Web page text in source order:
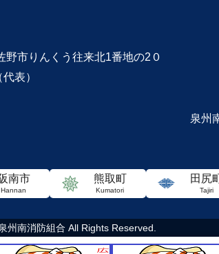
野市りんくう往来北1番地の2０
表）
泉州
南市
Hannan
熊取町
Kumatori
田尻
Tajiri
州南消防組合 All Rights Reserved.